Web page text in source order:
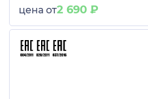
цена от2 690 ₽